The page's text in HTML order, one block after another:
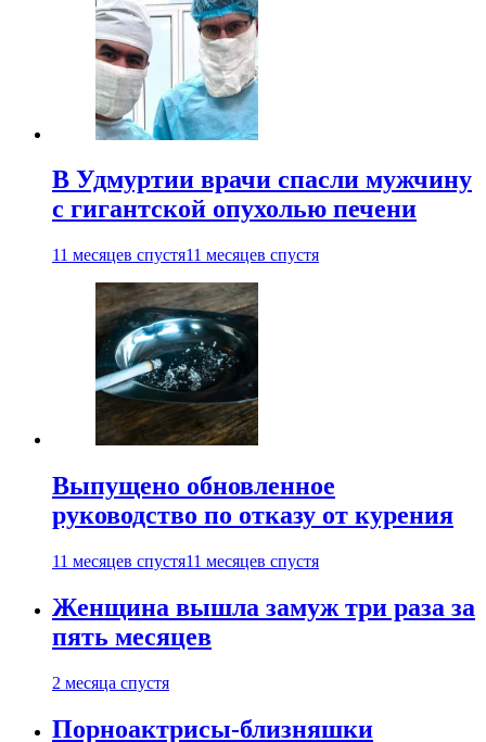
В Удмуртии врачи спасли мужчину
с гигантской опухолью печени
11 месяцев спустя11 месяцев спустя
Выпущено обновленное
руководство по отказу от курения
11 месяцев спустя11 месяцев спустя
Женщина вышла замуж три раза за
пять месяцев
2 месяца спустя
Порноактрисы-близняшки